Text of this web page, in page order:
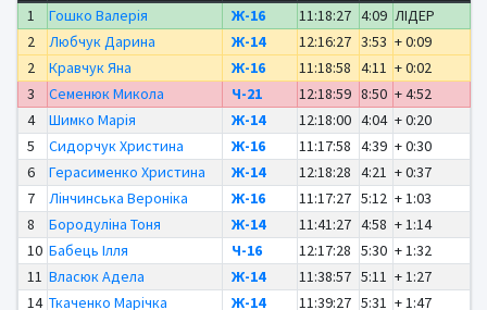
1
Гошко Валерія Ж-16 11:18:27 4:09 ЛІДЕР
2
Любчук Дарина Ж-14 12:16:27 3:53 + 0:09
2
Кравчук Яна Ж-16 11:18:58 4:11 + 0:02
3
Семенюк Микола Ч-21 12:18:59 8:50 + 4:52
4
Шимко Марія Ж-14 12:18:00 4:04 + 0:20
5
Сидорчук Христина Ж-16 11:17:58 4:39 + 0:30
6
Герасименко Христина Ж-14 12:18:28 4:21 + 0:37
7
Лінчинська Вероніка Ж-16 11:17:27 5:12 + 1:03
8
Бородуліна Тоня Ж-14 11:41:27 4:58 + 1:14
10 Бабець Ілля Ч-16 12:17:28 5:30 + 1:32
11 Власюк Адела Ж-14 11:38:57 5:11 + 1:27
14 Ткаченко Марічка Ж-14 11:39:27 5:31 + 1:47